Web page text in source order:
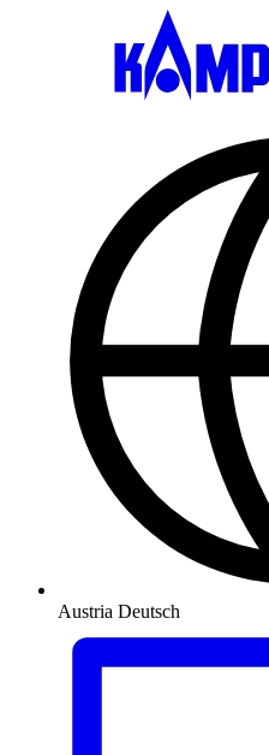
Austria Deutsch